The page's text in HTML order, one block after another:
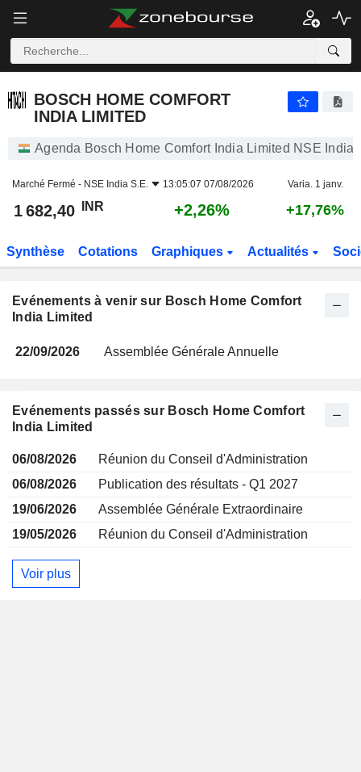
BOSCH HOME COMFORT INDIA LIMITED
BOSCH HOME COMFORT
INDIA LIMITED
Agenda Bosch Home Comfort India Limited NSE India
Marché Fermé - NSE India S.E. 13:05:07 07/08/2026 Varia. 1 janv.
1 682,40 INR +2,26% +17,76%
Synthèse Cotations Graphiques Actualités
Evénements à venir sur Bosch Home Comfort
India Limited
22/09/2026 Assemblée Générale Annuelle
Evénements passés sur Bosch Home Comfort
India Limited
06/08/2026
Réunion du Conseil d'Administration
06/08/2026
Publication des résultats - Q1 2027
19/06/2026
Assemblée Générale Extraordinaire
19/05/2026
Réunion du Conseil d'Administration
Voir plus